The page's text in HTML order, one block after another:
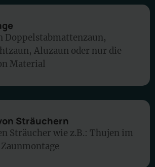
Doppelstabmattenzaun,
Aluzaun oder nur die
Material
Sträuchern
Sträucher wie z.B.: Thujen im